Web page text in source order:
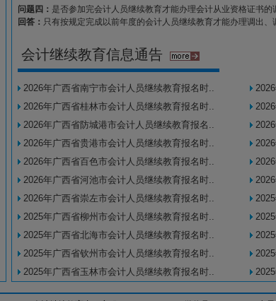
来自 南宁市 的继续教育学员：陆*美，刚刚报名需完成
来自 南宁市 的继续教育学员：梁*倩，刚刚报名需完成
来自 来宾市 的继续教育学员：卢*杏，刚刚报名需完成
来自 桂林市 的继续教育学员：李*霏，刚刚报名需完成
来自 百色市 的继续教育学员：魏*英，刚刚报名需完
来自 桂林市 的继续教育学员：胡*薇，刚刚报名需完
来自 百色市 的继续教育学员：魏*英，刚刚报名需完
来自 玉林市 的继续教育学员：罗*兰，刚刚报名需完
来自 南宁市 的继续教育学员：黄*翠，刚刚报名需完
来自 玉林市 的继续教育学员：刘*芳，刚刚报名需完
来自 百色市 的继续教育学员：农*锐，刚刚报名需完
问题四： 是否参加完会计人员继续教育才能办理会计从业资格证书的
回答： 只有按规定完成以前年度的会计人员继续教育才能办理调出、
会计继续教育信息通告
2026年广西省南宁市会计人员继续教育报名时..
2026年广西省桂林市会计人员继续教育报名时..
2026年广西省防城港市会计人员继续教育报名..
2026年广西省贵港市会计人员继续教育报名时..
2026年广西省百色市会计人员继续教育报名时..
2026年广西省河池市会计人员继续教育报名时..
2026年广西省崇左市会计人员继续教育报名时..
2025年广西省柳州市会计人员继续教育报名时..
2025年广西省北海市会计人员继续教育报名时..
2025年广西省钦州市会计人员继续教育报名时..
2025年广西省玉林市会计人员继续教育报名时..